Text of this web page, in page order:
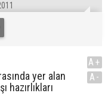
yer alan
hazırlıkları
A+
A-